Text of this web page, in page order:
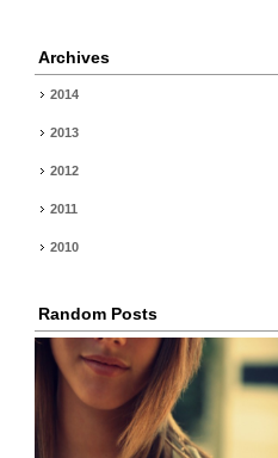
Archives
2014
2013
2012
2011
2010
Random Posts